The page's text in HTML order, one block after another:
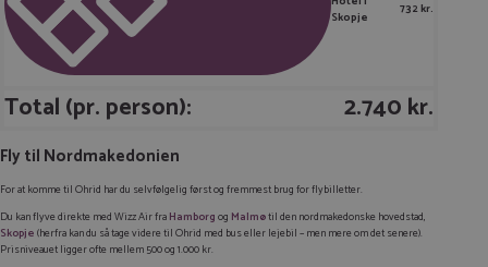
Skopje
732 kr.
Total (pr. person): 2.740 kr.
Fly til Nordmakedonien
For at komme til Ohrid har du selvfølgelig først og fremmest brug for flybilletter.
Du kan flyve direkte med Wizz Air fraHamborgog Malmøtil den nordmakedonske hovedstad,
Skopje(herfra kan du så tage videre til Ohrid med bus eller lejebil – men mere om det senere).
Prisniveauet ligger ofte mellem 500 og 1.000 kr.